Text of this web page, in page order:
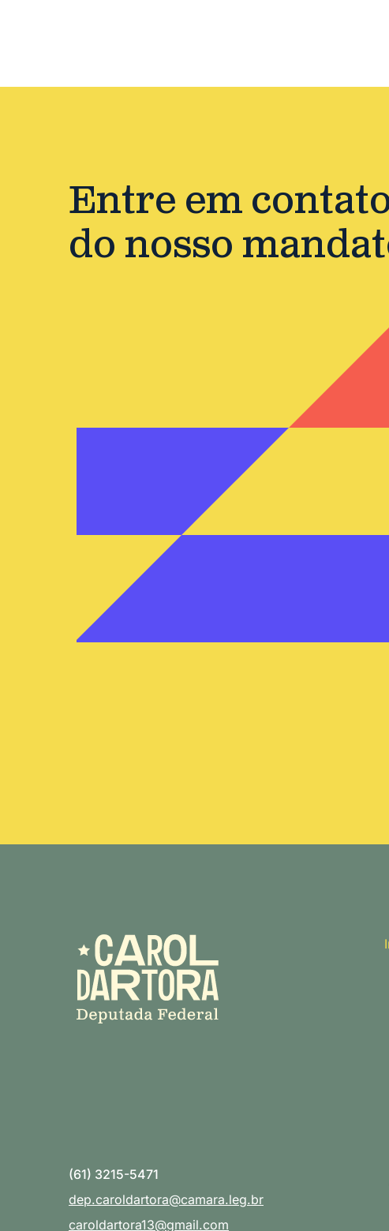
Entre em
do nosso
(61) 3215-5471
dep.caroldartora@camara.leg.br
caroldartora13@gmail.com